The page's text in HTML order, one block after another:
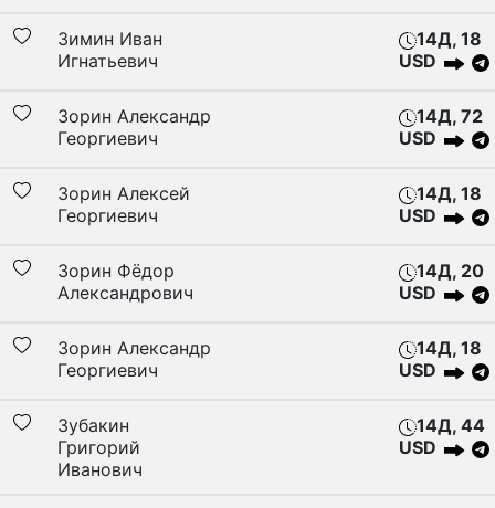
Зимин Иван
Игнатьевич
14Д, 18
USD
Зорин Александр
Георгиевич
14Д, 72
USD
Зорин Алексей
Георгиевич
14Д, 18
USD
Зорин Фёдор
Александрович
14Д, 20
USD
Зорин Александр
Георгиевич
14Д, 18
USD
Зубакин
Григорий
Иванович
14Д, 44
USD